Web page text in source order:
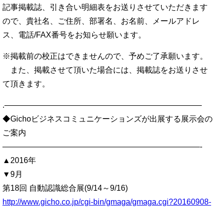
記事掲載誌、引き合い明細表をお送りさせていただきます
ので、貴社名、ご住所、部署名、お名前、メールアドレ
ス、電話/FAX番号をお知らせ願います。
※掲載前の校正はできませんので、予めご了承願います。
また、掲載させて頂いた場合には、掲載誌をお送りさせ
て頂きます。
.—————————————————————————
◆Gichoビジネスコミュニケーションズが出展する展示会の
ご案内
—————————————————————————-
▲2016年
▼9月
第18回 自動認識総合展(9/14～9/16)
http://www.gicho.co.jp/cgi-bin/gmaga/gmaga.cgi?20160908-